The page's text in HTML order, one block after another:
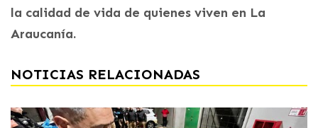
la calidad de vida de quienes viven en La
Araucanía.
NOTICIAS RELACIONADAS